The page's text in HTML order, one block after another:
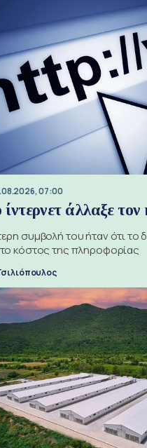
07:00
άλλαξε τον
συμβολή του ήταν ότι το
κόστος της πληροφορίας